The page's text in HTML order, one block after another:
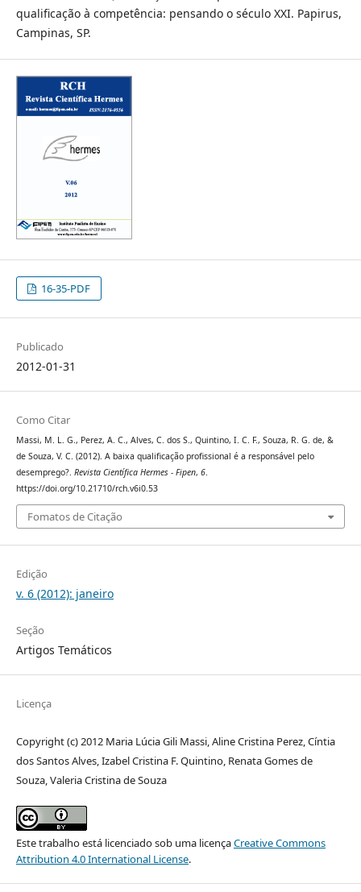
qualificação à competência: pensando o século XXI. Papirus,
Campinas, SP.
16-35-PDF
Publicado
2012-01-31
Como Citar
Massi, M. L. G., Perez, A. C., Alves, C. dos S., Quintino, I. C. F., Souza, R. G. de, &
de Souza, V. C. (2012). A baixa qualificação profissional é a responsável pelo
desemprego?. Revista Científica Hermes - Fipen, 6.
https://doi.org/10.21710/rch.v6i0.53
Fomatos de Citação
Edição
v. 6 (2012): janeiro
Seção
Artigos Temáticos
Licença
Copyright (c) 2012 Maria Lúcia Gili Massi, Aline Cristina Perez, Cí­ntia
dos Santos Alves, Izabel Cristina F. Quintino, Renata Gomes de
Souza, Valeria Cristina de Souza
Este trabalho está licenciado sob uma licençaCreative Commons
Attribution 4.0 International License.